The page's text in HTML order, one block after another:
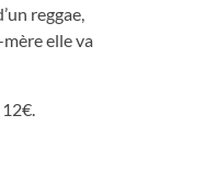
reggae,
elle va